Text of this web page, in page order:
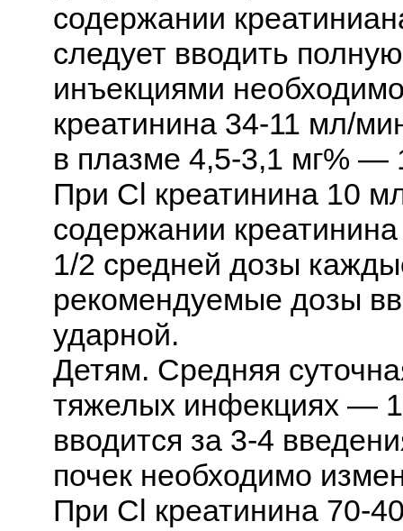
содержании
следует вводить
инъекциями
креатинина 34-11 мл/
в плазме 4,5-3,1 мг% —
При Cl креатинина 10
содержании
1/2 средней дозы
рекомендуемые дозы
ударной.
Детям. Средняя
тяжелых инфекциях —
вводится за 3-4
почек необходимо
При Cl креатинина 70-